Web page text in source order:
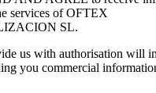
services of OFTEX
SL.
us with authorisation will
you commercial